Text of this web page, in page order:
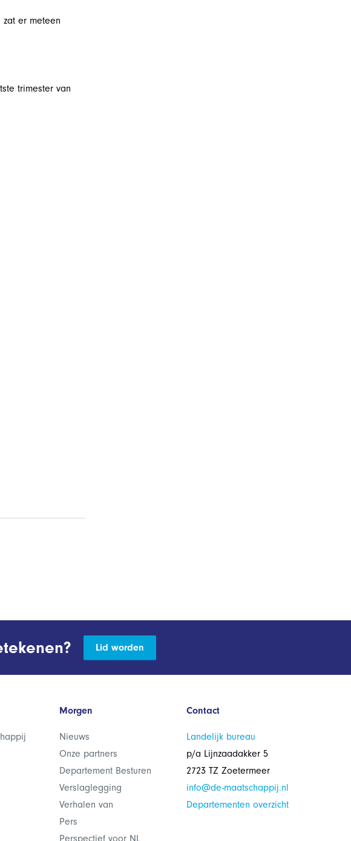
er meteen
trimester van
Lid worden
Morgen
Nieuws
Onze partners
Departement Besturen
Verslaglegging
Verhalen van
Pers
Perspectief voor NL
Contact
Landelijk bureau
p/a Lijnzaadakker 5
2723 TZ Zoetermeer
info@de-maatschappij.nl
Departementen overzicht